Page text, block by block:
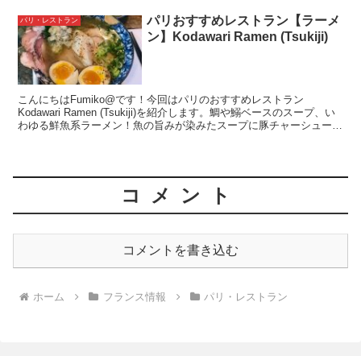
パリ・レストラン
パリおすすめレストラン【ラーメ
ン】Kodawari Ramen (Tsukiji)
こんにちはFumiko@です！今回はパリのおすすめレストラン
Kodawari Ramen (Tsukiji)を紹介します。鯛や鰯ベースのスープ、い
わゆる鮮魚系ラーメン！魚の旨みが染みたスープに豚チャーシューや
コメント
コメントを書き込む
ホーム フランス情報 パリ・レストラン